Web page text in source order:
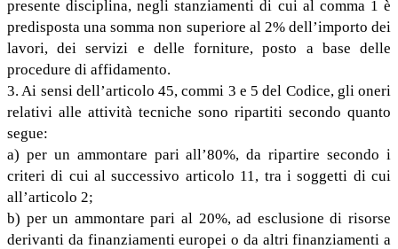
presente disciplina, negli stanziamenti di cui al comma 1 è
predisposta una somma non superiore al 2% dell’importo dei
lavori, dei servizi e delle forniture, posto a base delle
procedure di affidamento.
3. Ai sensi dell’articolo 45, commi 3 e 5 del Codice, gli oneri
relativi alle attività tecniche sono ripartiti secondo quanto
segue:
a) per un ammontare pari all’80%, da ripartire secondo i
criteri di cui al successivo articolo 11, tra i soggetti di cui
all’articolo 2;
b) per un ammontare pari al 20%, ad esclusione di risorse
derivanti da finanziamenti europei o da altri finanziamenti a